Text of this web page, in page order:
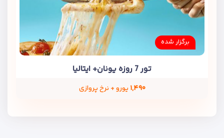
برگزار شده
تور 7 روزه یونان+ ایتالیا
۱,۴۹۰ یورو + نرخ پروازی